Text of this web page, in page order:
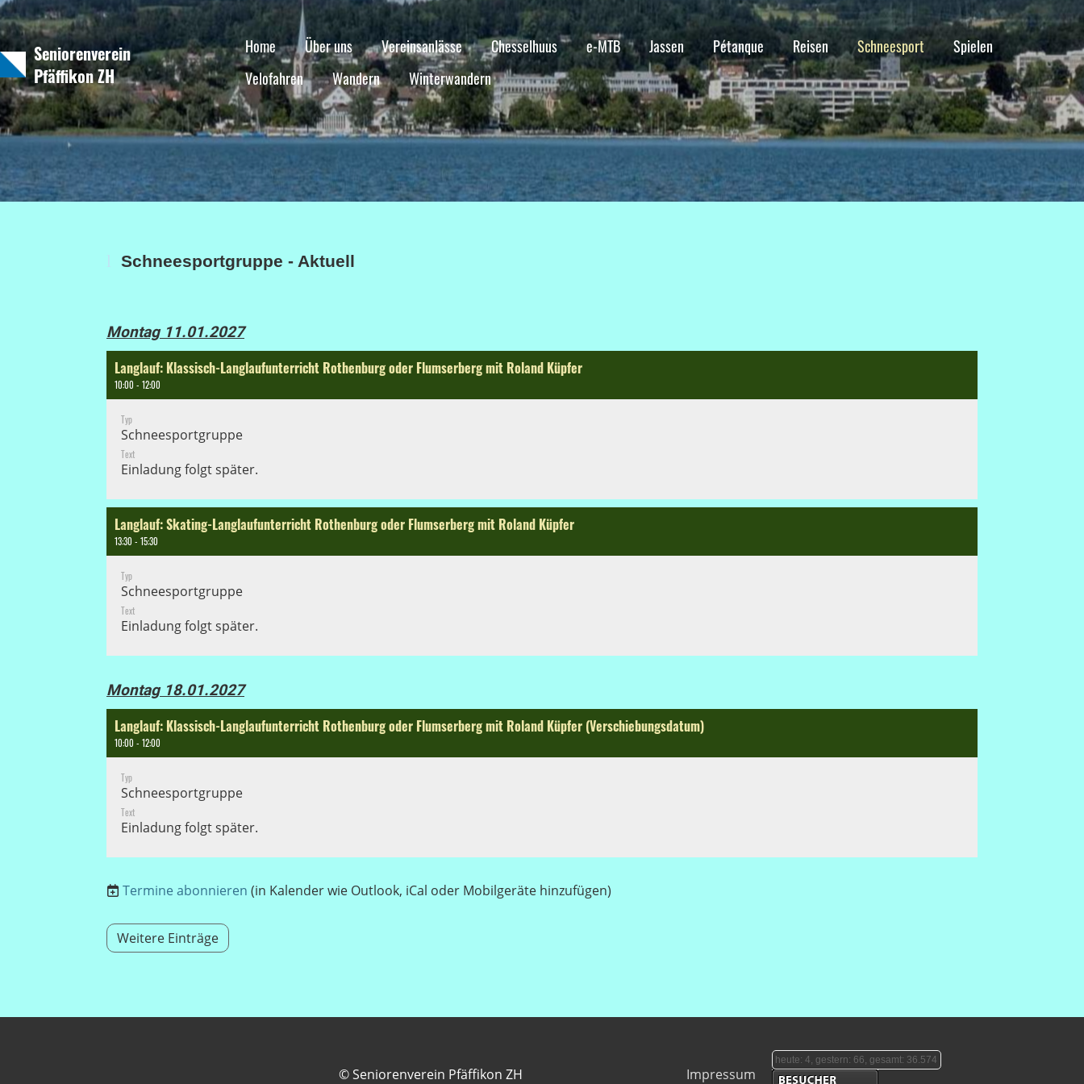
Home Über uns Vereinsanlässe Chesselhuus e-MTB Jassen Pétanque Reisen Schneesport
Spielen
Velofahren
Wandern Winterwandern
Seniorenverein
Pfäffikon ZH
l Schneesportgruppe - Aktuell
Montag 11.01.2027
Langlauf: Klassisch-Langlaufunterricht Rothenburg oder Flumserberg mit Roland Küpfer
10:00 - 12:00
Typ
Schneesportgruppe
Text
Einladung folgt später.
Langlauf: Skating-Langlaufunterricht Rothenburg oder Flumserberg mit Roland Küpfer
13:30 - 15:30
Typ
Schneesportgruppe
Text
Einladung folgt später.
Montag 18.01.2027
Langlauf: Klassisch-Langlaufunterricht Rothenburg oder Flumserberg mit Roland Küpfer (Verschiebungsdatum)
10:00 - 12:00
Typ
Schneesportgruppe
Text
Einladung folgt später.
Termine abonnieren (in Kalender wie Outlook, iCal oder Mobilgeräte hinzufügen)
Weitere Einträge
© Seniorenverein Pfäffikon ZH
Impressum
heute: 4, gestern: 66, gesamt: 36.574